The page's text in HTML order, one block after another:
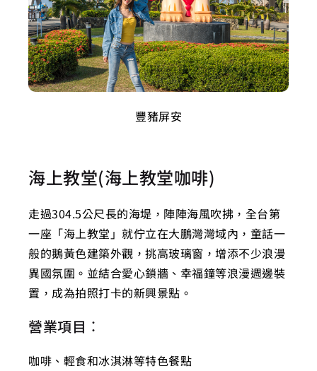
豐豬屏安
海上教堂(海上教堂咖啡)
走過304.5公尺長的海堤，陣陣海風吹拂，全台第
一座「海上教堂」就佇立在大鵬灣灣域內，童話一
般的鵝黃色建築外觀，挑高玻璃窗，增添不少浪漫
異國氛圍。並結合愛心鎖牆、幸福鐘等浪漫週邊裝
置，成為拍照打卡的新興景點。
營業項目：
咖啡、輕食和冰淇淋等特色餐點